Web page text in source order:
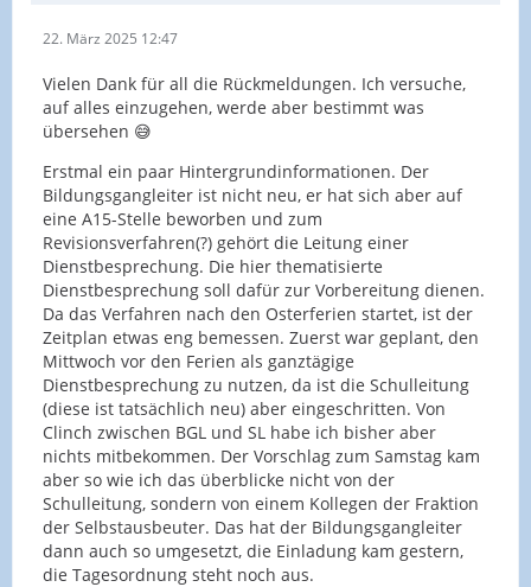
22. März 2025 12:47
Vielen Dank für all die Rückmeldungen. Ich versuche,
auf alles einzugehen, werde aber bestimmt was
übersehen 😅
Erstmal ein paar Hintergrundinformationen. Der
Bildungsgangleiter ist nicht neu, er hat sich aber auf
eine A15-Stelle beworben und zum
Revisionsverfahren(?) gehört die Leitung einer
Dienstbesprechung. Die hier thematisierte
Dienstbesprechung soll dafür zur Vorbereitung dienen.
Da das Verfahren nach den Osterferien startet, ist der
Zeitplan etwas eng bemessen. Zuerst war geplant, den
Mittwoch vor den Ferien als ganztägige
Dienstbesprechung zu nutzen, da ist die Schulleitung
(diese ist tatsächlich neu) aber eingeschritten. Von
Clinch zwischen BGL und SL habe ich bisher aber
nichts mitbekommen. Der Vorschlag zum Samstag kam
aber so wie ich das überblicke nicht von der
Schulleitung, sondern von einem Kollegen der Fraktion
der Selbstausbeuter. Das hat der Bildungsgangleiter
dann auch so umgesetzt, die Einladung kam gestern,
die Tagesordnung steht noch aus.